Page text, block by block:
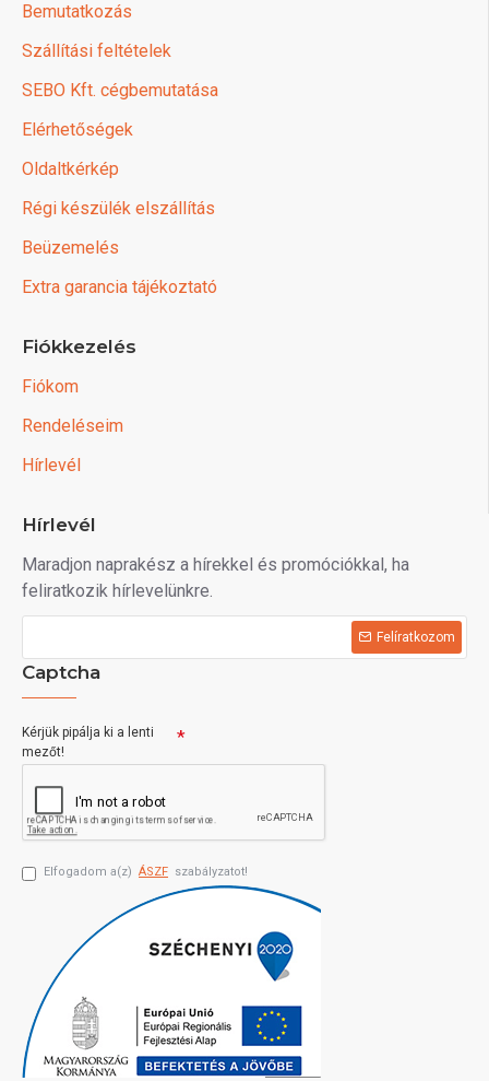
Bemutatkozás
Szállítási feltételek
SEBO Kft. cégbemutatása
Elérhetőségek
Oldaltkérkép
Régi készülék elszállítás
Beüzemelés
Extra garancia tájékoztató
Fiókkezelés
Fiókom
Rendeléseim
Hírlevél
Hírlevél
Maradjon naprakész a hírekkel és promóciókkal, ha
feliratkozik hírlevelünkre.
Felíratkozom
Captcha
Kérjük pipálja ki a lenti
mezőt!
Elfogadom a(z) ÁSZF szabályzatot!